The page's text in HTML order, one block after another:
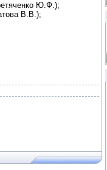
Ю.Ф.);
В.В.);